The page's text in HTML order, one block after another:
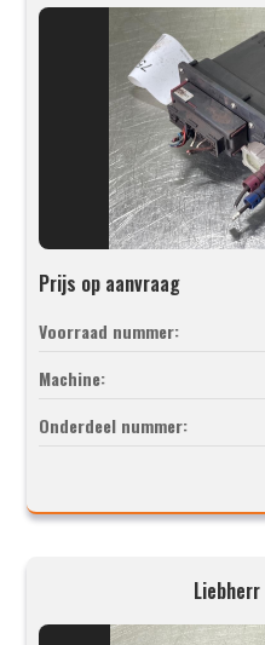
Prijs op aanvraag
Voorraad nummer:
Machine:
Onderdeel nummer: